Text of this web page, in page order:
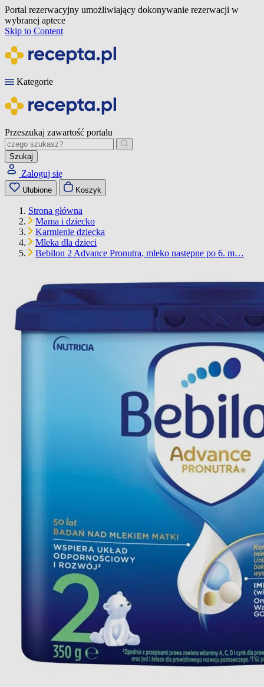
Portal rezerwacyjny umożliwiający dokonywanie rezerwacji w
wybranej aptece
Skip to Content
Kategorie
Przeszukaj zawartość portalu
Szukaj
Zaloguj się
Ulubione Koszyk
Strona główna
Mama i dziecko
Karmienie dziecka
Mleka dla dzieci
Bebilon 2 Advance Pronutra, mleko następne po 6. m…